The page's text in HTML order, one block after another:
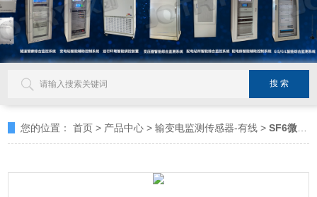
您的位置： 首页 > 产品中心 >输变电监测传感器-有线 >SF6微水密度在线监测系统